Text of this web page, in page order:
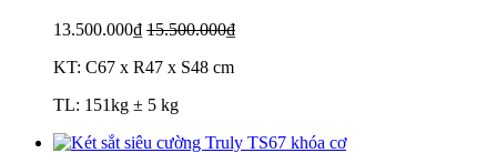
13.500.000₫ 15.500.000₫
KT: C67 x R47 x S48 cm
TL: 151kg ± 5 kg